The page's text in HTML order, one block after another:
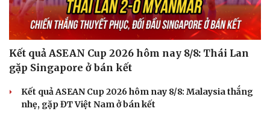
Kết quả ASEAN Cup 2026 hôm nay 8/8: Thái Lan
gặp Singapore ở bán kết
Kết quả ASEAN Cup 2026 hôm nay 8/8: Malaysia thắng
nhẹ, gặp ĐT Việt Nam ở bán kết